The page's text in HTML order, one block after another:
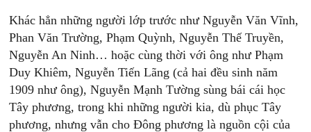
Khác hẳn những người lớp trước như Nguyễn Văn Vĩnh,
Phan Văn Trường, Phạm Quỳnh, Nguyễn Thế Truyền,
Nguyễn An Ninh… hoặc cùng thời với ông như Phạm
Duy Khiêm, Nguyễn Tiến Lãng (cả hai đều sinh năm
1909 như ông), Nguyễn Mạnh Tường sùng bái cái học
Tây phương, trong khi những người kia, dù phục Tây
phương, nhưng vẫn cho Đông phương là nguồn cội của